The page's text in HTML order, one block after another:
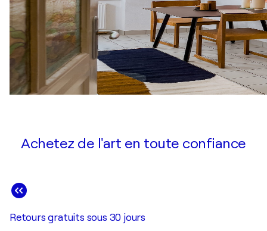
Achetez de l'art en toute confiance
Retours gratuits sous 30 jours